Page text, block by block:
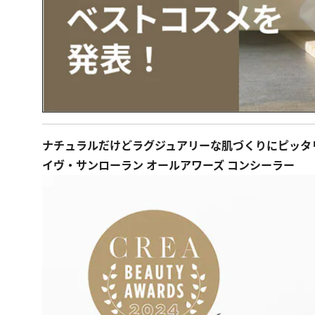
ナチュラルだけどラグジュアリーな肌づくりにピッタ
イヴ・サンローラン オールアワーズ コンシーラー